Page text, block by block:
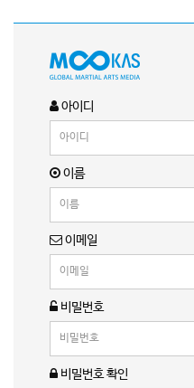
아이디
이름
이메일
비밀번호
비밀번호 확인